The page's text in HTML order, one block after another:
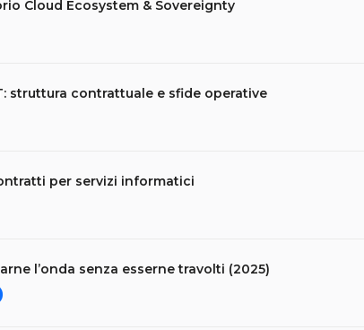
Cloud Ecosystem & Sovereignty
struttura contrattuale e sfide operative
per servizi informatici
l’onda senza esserne travolti (2025)